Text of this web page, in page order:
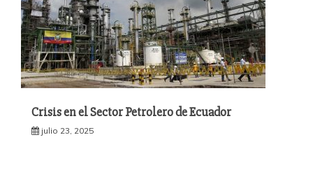
Crisis en el Sector Petrolero de Ecuador
julio 23, 2025